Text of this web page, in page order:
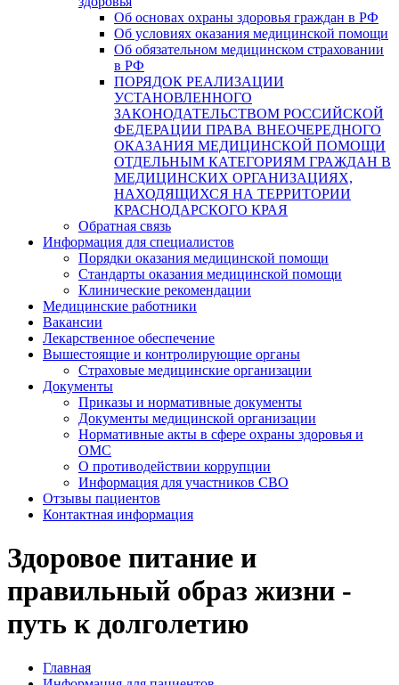
Об основах охраны здоровья граждан в РФ
Об условиях оказания медицинской помощи
Об обязательном медицинском страховании
в РФ
ПОРЯДОК РЕАЛИЗАЦИИ
УСТАНОВЛЕННОГО
ЗАКОНОДАТЕЛЬСТВОМ РОССИЙСКОЙ
ФЕДЕРАЦИИ ПРАВА ВНЕОЧЕРЕДНОГО
ОКАЗАНИЯ МЕДИЦИНСКОЙ ПОМОЩИ
ОТДЕЛЬНЫМ КАТЕГОРИЯМ ГРАЖДАН В
МЕДИЦИНСКИХ ОРГАНИЗАЦИЯХ,
НАХОДЯЩИХСЯ НА ТЕРРИТОРИИ
КРАСНОДАРСКОГО КРАЯ
Обратная связь
Информация для специалистов
Порядки оказания медицинской помощи
Стандарты оказания медицинской помощи
Клинические рекомендации
Медицинские работники
Вакансии
Лекарственное обеспечение
Вышестоящие и контролирующие органы
Страховые медицинские организации
Документы
Приказы и нормативные документы
Документы медицинской организации
Нормативные акты в сфере охраны здоровья и
ОМС
О противодействии коррупции
Информация для участников СВО
Отзывы пациентов
Контактная информация
Здоровое питание и
правильный образ жизни -
путь к долголетию
Главная